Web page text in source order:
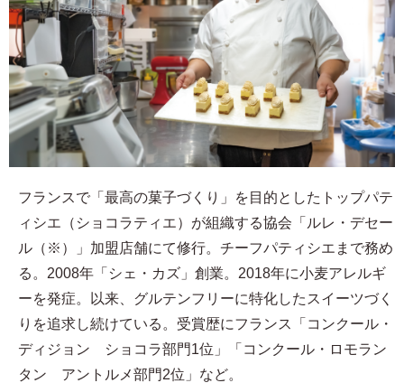
フランスで「最高の菓子づくり」を目的としたトップパテ
ィシエ（ショコラティエ）が組織する協会「ルレ・デセー
ル（※）」加盟店舗にて修行。チーフパティシエまで務め
る。2008年「シェ・カズ」創業。2018年に小麦アレルギ
ーを発症。以来、グルテンフリーに特化したスイーツづく
りを追求し続けている。受賞歴にフランス「コンクール・
ディジョン ショコラ部門1位」「コンクール・ロモラン
タン アントルメ部門2位」など。